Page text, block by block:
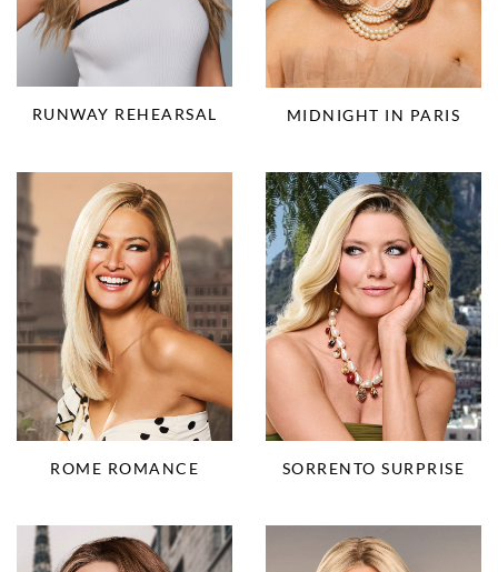
RUNWAY REHEARSAL MIDNIGHT IN PARIS
ROME ROMANCE SORRENTO SURPRISE